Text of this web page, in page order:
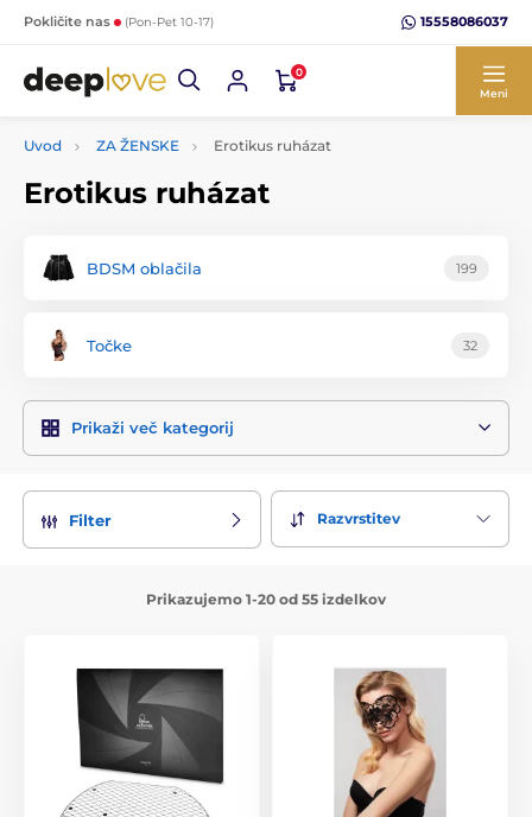
Pokličite nas (Pon-Pet 10-17) 15558086037
0
Meni
Uvod ZA ŽENSKE Erotikus ruházat
Erotikus ruházat
BDSM oblačila 199
Točke 32
Prikaži več kategorij
Filter Razvrstitev
Prikazujemo 1-20 od 55 izdelkov